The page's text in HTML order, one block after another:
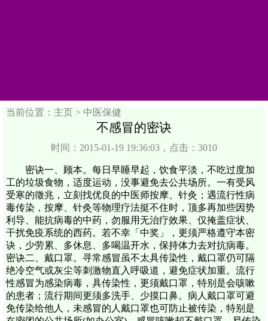
当前位置：主页 > 中医保健
不感冒的密诀
时间：2015-01-19 19:36:03，点击：3010
密诀一、顾本。每日早睡早起，饮食平淡，不吃过度加
工的垃圾食物，适度运动，没事避免去公共场所。一有受风
受寒的徵兆，立刻找优良的中医师按摩、针灸；遇流行性病
毒传染，按摩、针灸等物理疗法挺不住时，顶多再加些因势
利导、能抗病毒的中药，勿服用无治疗效果、仅掩盖症状、
干扰免疫系统的西药。若不幸「中奖」，更须严格遵守本密
诀，少劳累、多休息、多喝温开水，保持体力去对抗病毒。
密诀二、戴口罩。寻常感冒虽不太具传染性，戴口罩仍可隔
绝冷空气或灰尘等刺激物直入呼吸道，避免症状加重。流行
性感冒为感染病毒，具传染性，更须戴口罩，特别是会咳嗽
的患者；流行期间更须多洗手、少摸口鼻。病人戴口罩可避
免传染给他人，未感冒的人戴口罩也可防止被传染，特别是